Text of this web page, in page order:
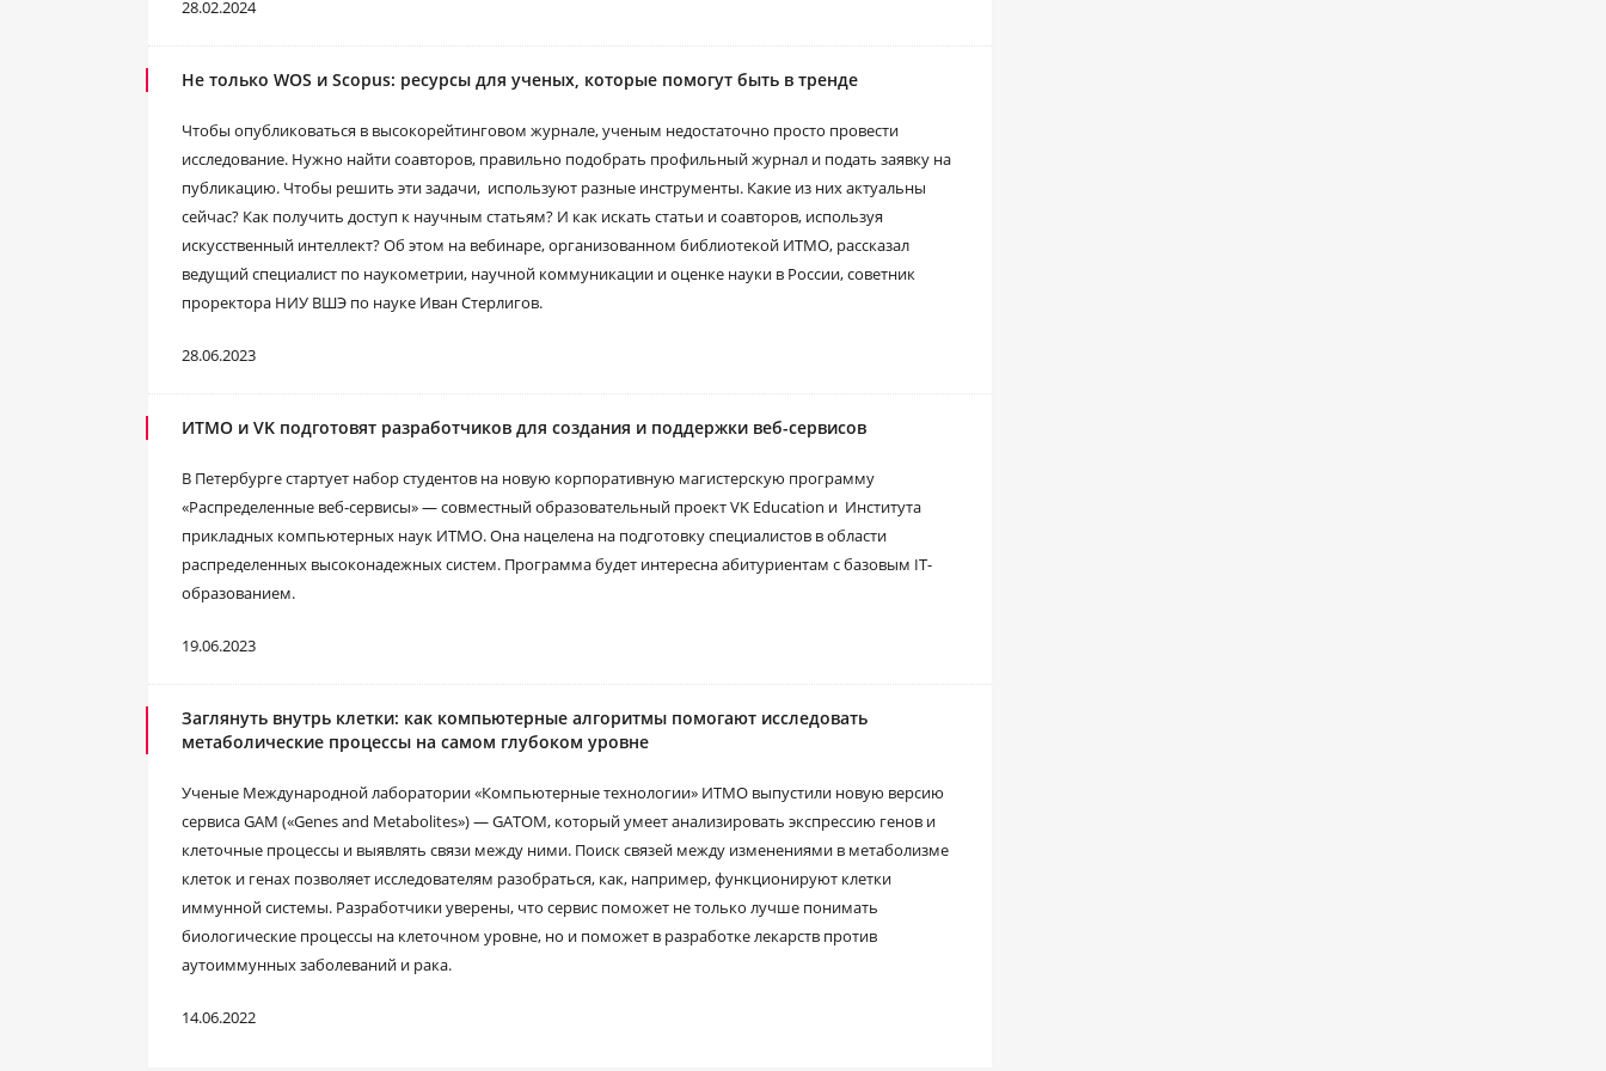
28.02.2024
Не только WOS и Scopus: ресурсы для ученых, которые помогут быть в тренде
Чтобы опубликоваться в высокорейтинговом журнале, ученым недостаточно просто провести
исследование. Нужно найти соавторов, правильно подобрать профильный журнал и подать заявку на
публикацию. Чтобы решить эти задачи, используют разные инструменты. Какие из них актуальны
сейчас? Как получить доступ к научным статьям? И как искать статьи и соавторов, используя
искусственный интеллект? Об этом на вебинаре, организованном библиотекой ИТМО, рассказал
ведущий специалист по наукометрии, научной коммуникации и оценке науки в России, советник
проректора НИУ ВШЭ по науке Иван Стерлигов.
28.06.2023
ИТМО и VK подготовят разработчиков для создания и поддержки веб-сервисов
В Петербурге стартует набор студентов на новую корпоративную магистерскую программу
«Распределенные веб-сервисы» ― совместный образовательный проект VK Education и Института
прикладных компьютерных наук ИТМО. Она нацелена на подготовку специалистов в области
распределенных высоконадежных систем. Программа будет интересна абитуриентам с базовым IT-
образованием.
19.06.2023
Заглянуть внутрь клетки: как компьютерные алгоритмы помогают исследовать
метаболические процессы на самом глубоком уровне
Ученые Международной лаборатории «Компьютерные технологии» ИТМО выпустили новую версию
сервиса GAM («Genes and Metabolites») — GATOM, который умеет анализировать экспрессию генов и
клеточные процессы и выявлять связи между ними. Поиск связей между изменениями в метаболизме
клеток и генах позволяет исследователям разобраться, как, например, функционируют клетки
иммунной системы. Разработчики уверены, что сервис поможет не только лучше понимать
биологические процессы на клеточном уровне, но и поможет в разработке лекарств против
аутоиммунных заболеваний и рака.
14.06.2022